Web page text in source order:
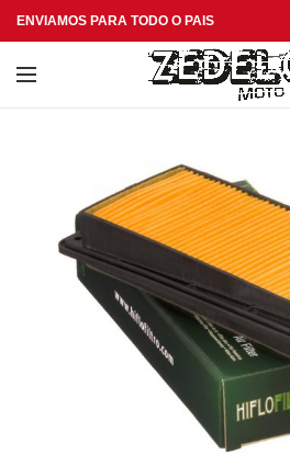
ENVIAMOS PARA TODO O PAIS